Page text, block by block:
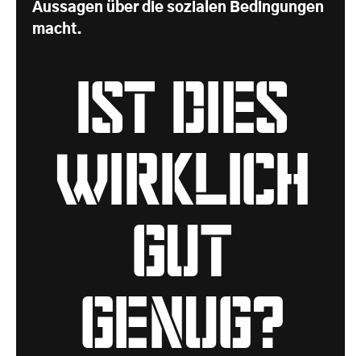
Aussagen über die sozialen Bedingungen
macht.
ist dies
wirklich
gut
genug?